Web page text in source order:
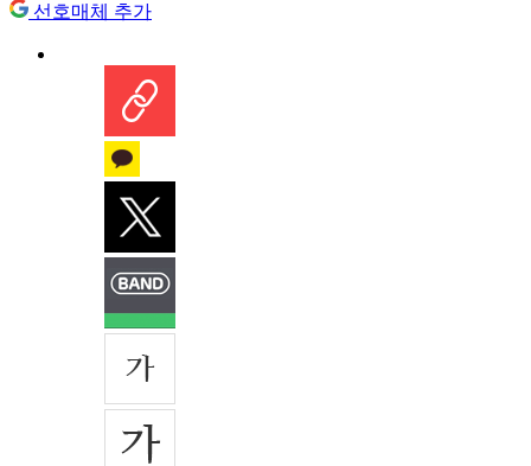
선호매체 추가